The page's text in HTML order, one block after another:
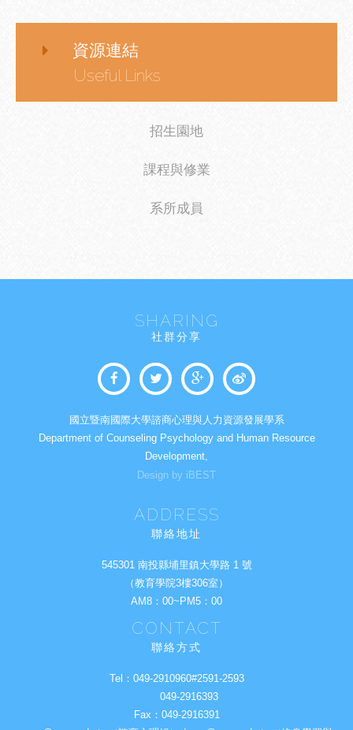
資源連結
Useful Links
招生園地
課程與修業
系所成員
SHARING
社群分享
國立暨南國際大學諮商心理與人力資源發展學系
Department of Counseling Psychology and Human Resource
Development,
Design by iBEST
ADDRESS
聯絡地址
545301 南投縣埔里鎮大學路 1 號
（教育學院3樓306室）
AM8：00~PM5：00
CONTACT
聯絡方式
Tel： 049-2910960#2591-2593
049-2916393
Fax： 049-2916391